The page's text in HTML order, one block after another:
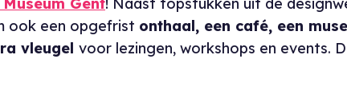
ook een opgefrist onthaal, een café, een
vleugel voor lezingen, workshops en events.